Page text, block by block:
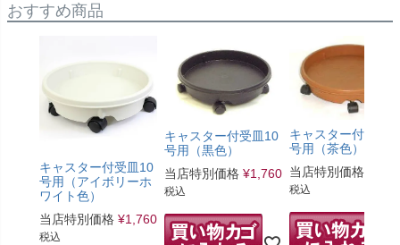
おすすめ商品
キャスター付受皿10
号用（アイボリーホ
ワイト色）
当店特別価格 ¥1,760
税込
キャスター付受皿10
号用（黒色）
当店特別価格 ¥1,760
税込
キャスター付 受皿
号用（茶色）
当店特別価格
税込